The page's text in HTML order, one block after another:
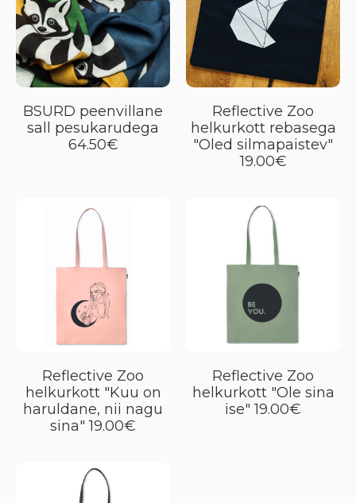
BSURD peenvillane
sall pesukarudega
64.50€
Reflective Zoo
helkurkott rebasega
"Oled silmapaistev"
19.00€
Reflective Zoo
helkurkott "Kuu on
haruldane, nii nagu
sina" 19.00€
Reflective Zoo
helkurkott "Ole sina
ise" 19.00€